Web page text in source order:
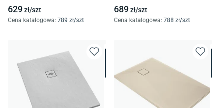
629zł/szt
Cena katalogowa: 789 zł/szt
689zł/szt
Cena katalogowa: 788 zł/szt